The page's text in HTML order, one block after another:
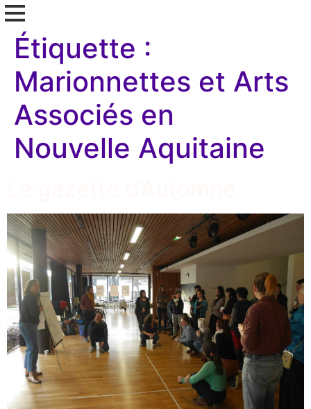
Étiquette :
Marionnettes et Arts
Associés en
Nouvelle Aquitaine